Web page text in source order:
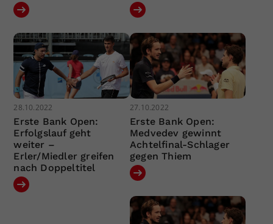
28.10.2022
Erste Bank Open:
Erfolgslauf geht
weiter –
Erler/Miedler greifen
nach Doppeltitel
27.10.2022
Erste Bank Open:
Medvedev gewinnt
Achtelfinal-Schlager
gegen Thiem